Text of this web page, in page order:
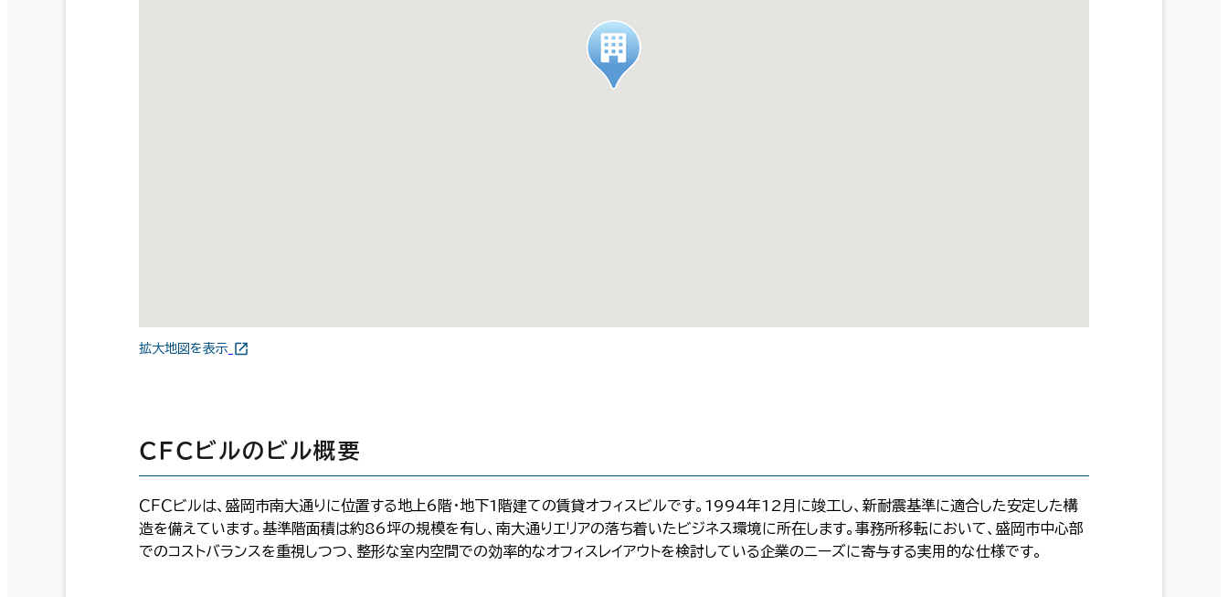
拡大地図を表示
ＣＦＣビルのビル概要
ＣＦＣビルは、盛岡市南大通りに位置する地上6階・地下1階建ての賃貸オフィスビルです。1994年12月に竣工し、新耐震基準に適合した安定した構
造を備えています。基準階面積は約86坪の規模を有し、南大通りエリアの落ち着いたビジネス環境に所在します。事務所移転において、盛岡市中心部
でのコストバランスを重視しつつ、整形な室内空間での効率的なオフィスレイアウトを検討している企業のニーズに寄与する実用的な仕様です。